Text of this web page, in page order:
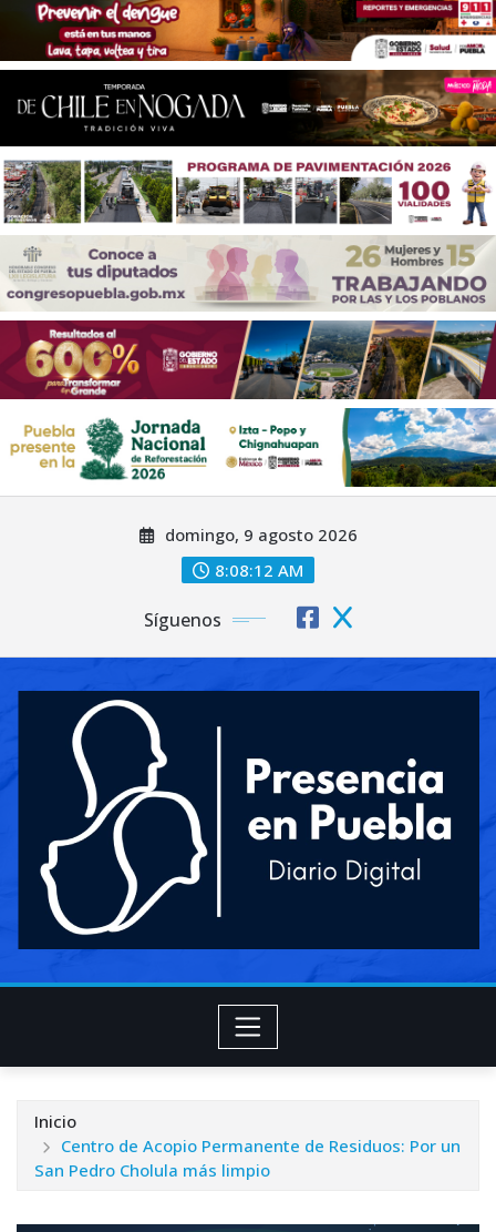
domingo, 9 agosto 2026
8:08:14 AM
Síguenos
Inicio
Centro de Acopio Permanente de Residuos: Por un
San Pedro Cholula más limpio